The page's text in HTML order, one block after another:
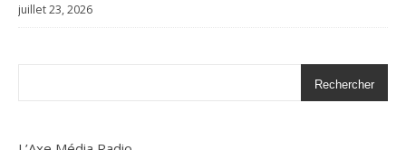
juillet 23, 2026
Rechercher